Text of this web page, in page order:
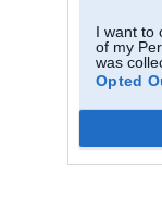
I want to
of my
was
Opted